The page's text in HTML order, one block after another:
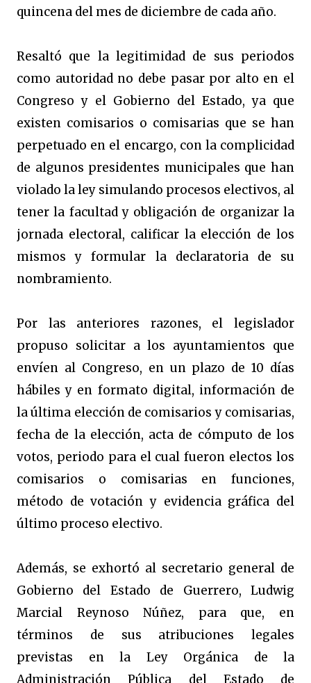
quincena del mes de diciembre de cada año.
Resaltó que la legitimidad de sus periodos
como autoridad no debe pasar por alto en el
Congreso y el Gobierno del Estado, ya que
existen comisarios o comisarias que se han
perpetuado en el encargo, con la complicidad
de algunos presidentes municipales que han
violado la ley simulando procesos electivos, al
tener la facultad y obligación de organizar la
jornada electoral, calificar la elección de los
mismos y formular la declaratoria de su
nombramiento.
Por las anteriores razones, el legislador
propuso solicitar a los ayuntamientos que
envíen al Congreso, en un plazo de 10 días
hábiles y en formato digital, información de
la última elección de comisarios y comisarias,
fecha de la elección, acta de cómputo de los
votos, periodo para el cual fueron electos los
comisarios o comisarias en funciones,
método de votación y evidencia gráfica del
último proceso electivo.
Además, se exhortó al secretario general de
Gobierno del Estado de Guerrero, Ludwig
Marcial Reynoso Núñez, para que, en
términos de sus atribuciones legales
previstas en la Ley Orgánica de la
Administración Pública del Estado de